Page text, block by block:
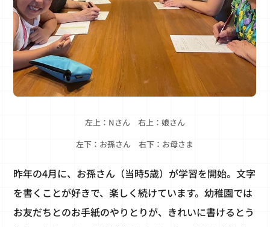
左上：Nさん 右上：娘さん
左下：お孫さん 右下：お母さま
昨年の4月に、お孫さん（当時5歳）が学習を開始。文字
を書くことが好きで、楽しく続けています。幼稚園では
お友だちとのお手紙のやりとりが、きれいに書けるとう